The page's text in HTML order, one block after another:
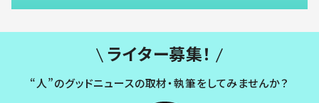
ライター募集！
“人”のグッドニュースの取材・執筆をしてみませんか？